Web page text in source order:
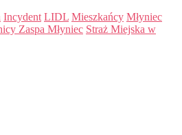
Incydent LIDL Mieszkańcy Młyniec
Zaspa Młyniec Straż Miejska w